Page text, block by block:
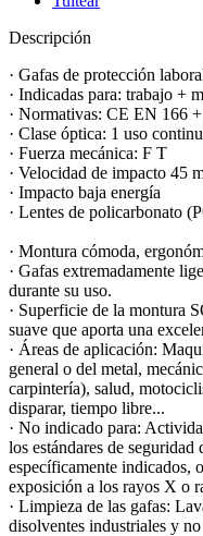
Descripción
· Gafas de protección
· Indicadas para: trabajo +
· Normativas: CE EN 166
· Clase óptica: 1 uso
· Fuerza mecánica: F T
· Velocidad de impacto 45
· Impacto baja energía
· Lentes de policarbonato
· Montura cómoda,
· Gafas extremadamente
durante su uso.
· Superficie de la montura
suave que aporta una
· Áreas de aplicación:
general o del metal,
carpintería), salud,
disparar, tiempo libre...
· No indicado para:
los estándares de
específicamente indicados,
exposición a los rayos X o
· Limpieza de las gafas:
disolventes industriales y